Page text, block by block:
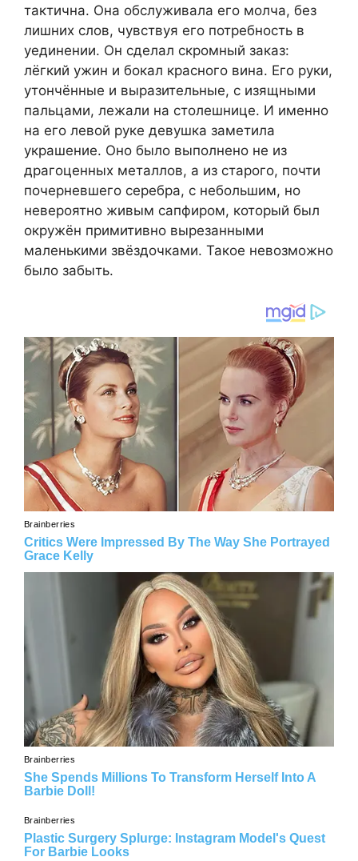
тактична. Она обслуживала его молча, без
лишних слов, чувствуя его потребность в
уединении. Он сделал скромный заказ:
лёгкий ужин и бокал красного вина. Его руки,
утончённые и выразительные, с изящными
пальцами, лежали на столешнице. И именно
на его левой руке девушка заметила
украшение. Оно было выполнено не из
драгоценных металлов, а из старого, почти
почерневшего серебра, с небольшим, но
невероятно живым сапфиром, который был
окружён примитивно вырезанными
маленькими звёздочками. Такое невозможно
было забыть.